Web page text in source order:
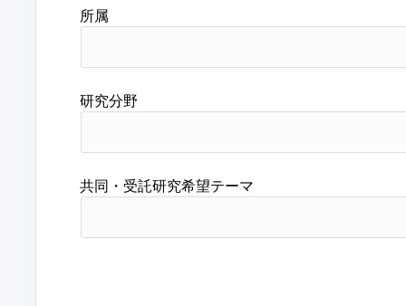
所属
研究分野
共同・受託研究希望テーマ